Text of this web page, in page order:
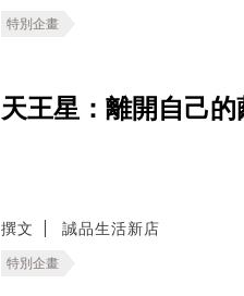
特別企畫
天王星：離開自己
撰文 誠品生活新店
特別企畫